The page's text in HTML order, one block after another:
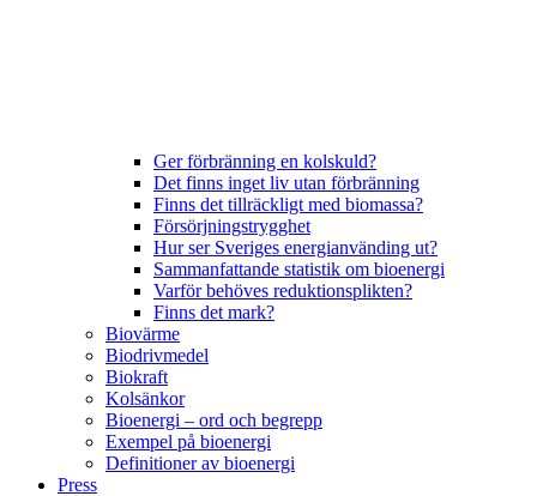
Ger förbränning en kolskuld?
Det finns inget liv utan förbränning
Finns det tillräckligt med biomassa?
Försörjningstrygghet
Hur ser Sveriges energianvänding ut?
Sammanfattande statistik om bioenergi
Varför behöves reduktionsplikten?
Finns det mark?
Biovärme
Biodrivmedel
Biokraft
Kolsänkor
Bioenergi – ord och begrepp
Exempel på bioenergi
Definitioner av bioenergi
Press